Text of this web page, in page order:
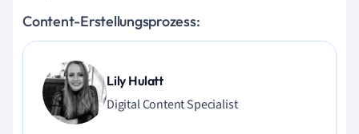
Content-Erstellungsprozess:
Lily Hulatt
Digital Content Specialist